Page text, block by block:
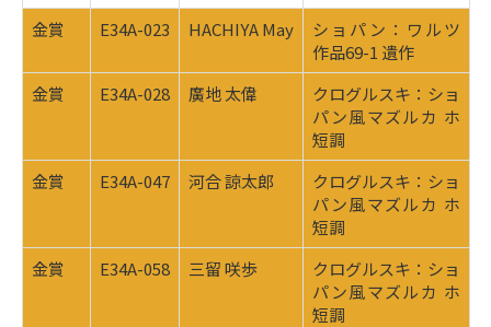
金賞
E34A-023 HACHIYA May
ショパン：ワルツ
作品69-1 遺作
金賞
E34A-028 廣地 太偉
クログルスキ：ショ
パン風マズルカ ホ
短調
金賞
E34A-047 河合 諒太郎
クログルスキ：ショ
パン風マズルカ ホ
短調
金賞
E34A-058 三留 咲歩
クログルスキ：ショ
パン風マズルカ ホ
短調